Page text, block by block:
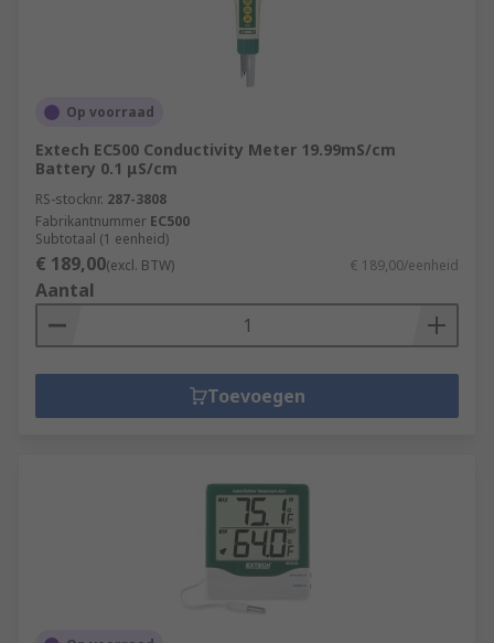
Op voorraad
Extech EC500 Conductivity Meter 19.99mS/cm
Battery 0.1 μS/cm
RS-stocknr. 287-3808
Fabrikantnummer EC500
Subtotaal (1 eenheid)
€ 189,00(excl. BTW) € 189,00/eenheid
Aantal
Toevoegen